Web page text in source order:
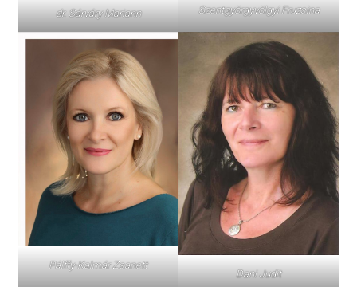
dr. Sárváry Mariann Szentgyörgyvölgyi Fruzsina
Pálffy-Kalmár Zsanett
Dani Judit